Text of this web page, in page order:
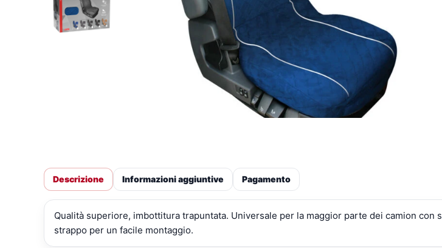
Descrizione Informazioni aggiuntive Pagamento
Qualità superiore, imbottitura trapuntata. Universale per la maggior parte dei camion
strappo per un facile montaggio.